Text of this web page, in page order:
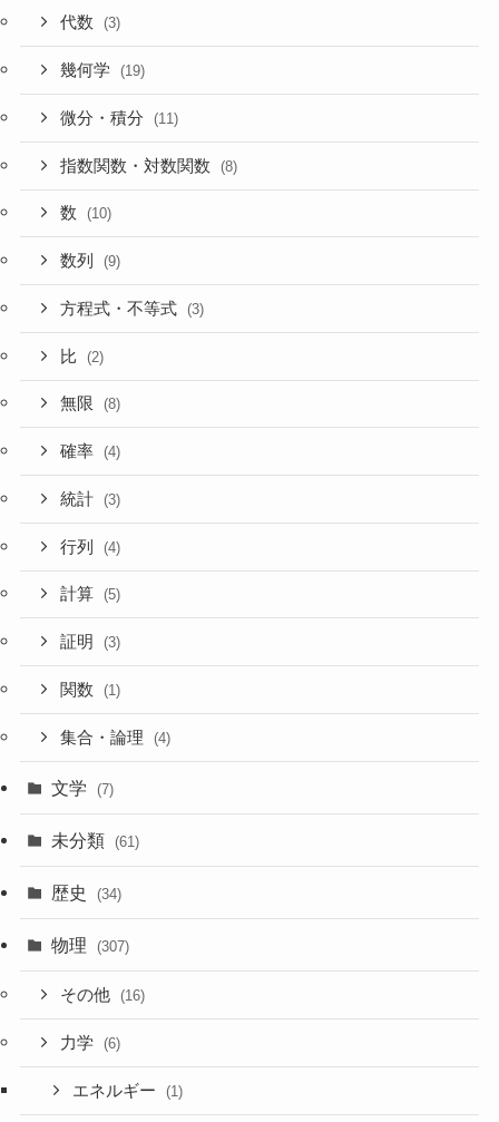
代数 (3)
幾何学 (19)
微分・積分 (11)
指数関数・対数関数 (8)
数 (10)
数列 (9)
方程式・不等式 (3)
比 (2)
無限 (8)
確率 (4)
統計 (3)
行列 (4)
計算 (5)
証明 (3)
関数 (1)
集合・論理 (4)
文学 (7)
未分類 (61)
歴史 (34)
物理 (307)
その他 (16)
力学 (6)
エネルギー (1)